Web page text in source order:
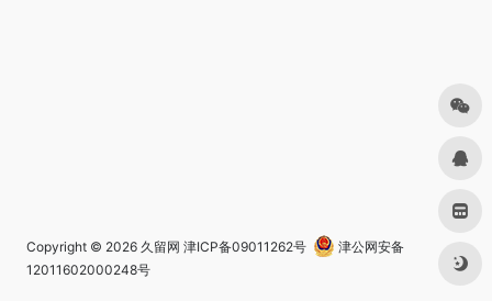
Copyright © 2026 久留网 津ICP备09011262号
津公网安备
12011602000248号